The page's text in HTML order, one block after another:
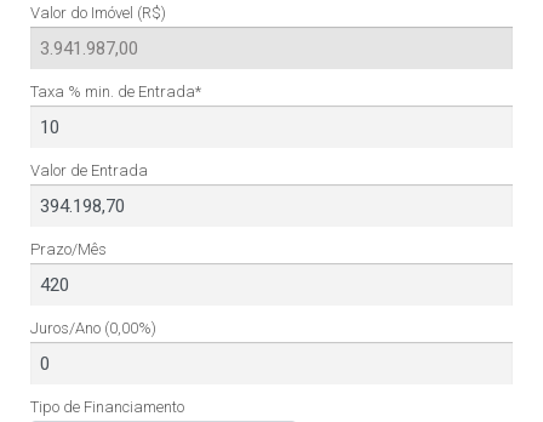
Valor do Imóvel (R$)
Taxa % min. de Entrada*
Valor de Entrada
Prazo/Mês
Juros/Ano (0,00%)
Tipo de Financiamento